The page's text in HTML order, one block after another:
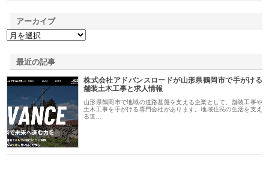
アーカイブ
最近の記事
株式会社アドバンスロードが山形県鶴岡市で手がける
舗装土木工事と求人情報
山形県鶴岡市で地域の道路基盤を支える企業として、舗装工事や
土木工事を手がける専門会社があります。地域住民の生活を支え
る道…